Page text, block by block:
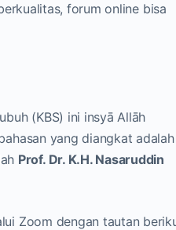
forum online bisa
(KBS) ini insyā Allāh
yang diangkat adalah
Prof. Dr. K.H. Nasaruddin
Zoom dengan tautan